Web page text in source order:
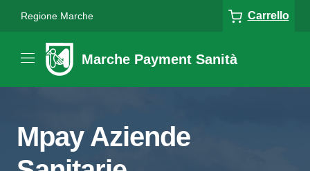
Regione Marche Carrello
Marche Payment Sanità
Mpay Aziende